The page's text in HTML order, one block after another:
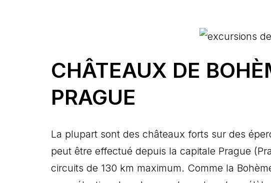
CHÂTEAUX DE
PRAGUE
La plupart sont des châteaux forts sur des
peut être effectué depuis la capitale Prague
circuits de 130 km maximum. Comme la